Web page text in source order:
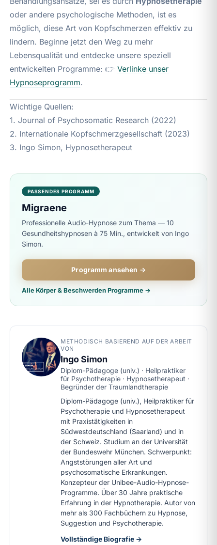
oder andere psychologische Methoden, ist es
möglich, diese Art von Kopfschmerzen effektiv zu
lindern. Beginne jetzt den Weg zu mehr
Lebensqualität und entdecke unsere speziell
entwickelten Programme: 👉 Verlinke unser
Hypnoseprogramm.
Wichtige Quellen:
1. Journal of Psychosomatic Research (2022)
2. Internationale Kopfschmerzgesellschaft (2023)
3. Ingo Simon, Hypnosetherapeut
PASSENDES PROGRAMM
Migraene
Professionelle Audio-Hypnose zum Thema — 10
Gesundheitshypnosen à 75 Min., entwickelt von Ingo
Simon.
Programm ansehen →
Alle Körper & Beschwerden Programme →
METHODISCH BASIEREND AUF DER ARBEIT
VON
Ingo Simon
Diplom-Pädagoge (univ.) · Heilpraktiker
für Psychotherapie · Hypnosetherapeut ·
Begründer der Traumlandtherapie
Diplom-Pädagoge (univ.), Heilpraktiker für
Psychotherapie und Hypnosetherapeut
mit Praxistätigkeiten in
Südwestdeutschland (Saarland) und in
der Schweiz. Studium an der Universität
der Bundeswehr München. Schwerpunkt:
Angststörungen aller Art und
psychosomatische Erkrankungen.
Konzepteur der Unibee-Audio-Hypnose-
Programme. Über 30 Jahre praktische
Erfahrung in der Hypnotherapie. Autor von
mehr als 300 Fachbüchern zu Hypnose,
Suggestion und Psychotherapie.
Vollständige Biografie →